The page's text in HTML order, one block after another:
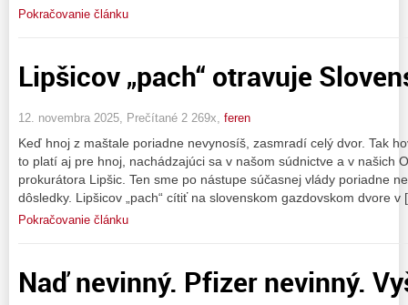
Pokračovanie článku
Lipšicov „pach“ otravuje
12. novembra 2025, Prečítané 2 269x, feren
Keď hnoj z maštale poriadne nevynosíš, zasmradí celý dvor. Tak
to platí aj pre hnoj, nachádzajúci sa v našom súdnictve a v našich
prokurátora Lipšic. Ten sme po nástupe súčasnej vlády poriadne
dôsledky. Lipšicov „pach“ cítiť na slovenskom gazdovskom dvore
Pokračovanie článku
Naď nevinný. Pfizer nevinný.